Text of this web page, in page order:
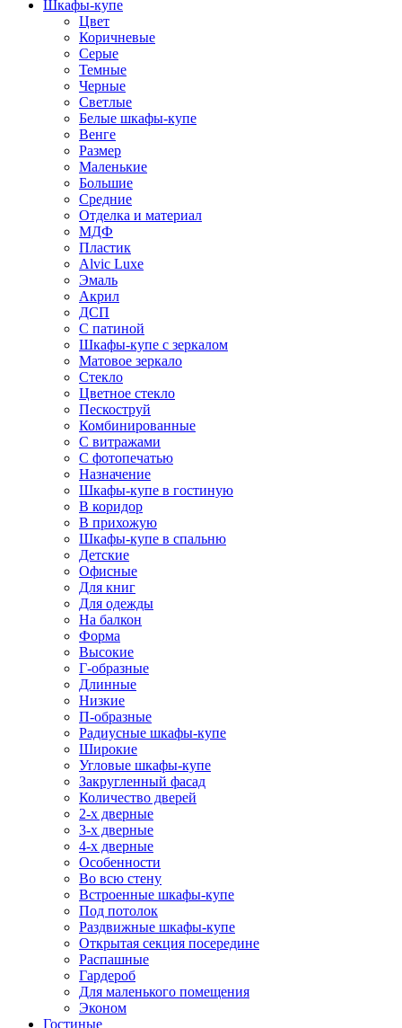
Шкафы-купе
Цвет
Коричневые
Серые
Темные
Черные
Светлые
Белые шкафы-купе
Венге
Размер
Маленькие
Большие
Средние
Отделка и материал
МДФ
Пластик
Alvic Luxe
Эмаль
Акрил
ДСП
С патиной
Шкафы-купе с зеркалом
Матовое зеркало
Стекло
Цветное стекло
Пескоструй
Комбинированные
С витражами
С фотопечатью
Назначение
Шкафы-купе в гостиную
В коридор
В прихожую
Шкафы-купе в спальню
Детские
Офисные
Для книг
Для одежды
На балкон
Форма
Высокие
Г-образные
Длинные
Низкие
П-образные
Радиусные шкафы-купе
Широкие
Угловые шкафы-купе
Закругленный фасад
Количество дверей
2-х дверные
3-х дверные
4-х дверные
Особенности
Во всю стену
Встроенные шкафы-купе
Под потолок
Раздвижные шкафы-купе
Открытая секция посередине
Распашные
Гардероб
Для маленького помещения
Эконом
Гостиные